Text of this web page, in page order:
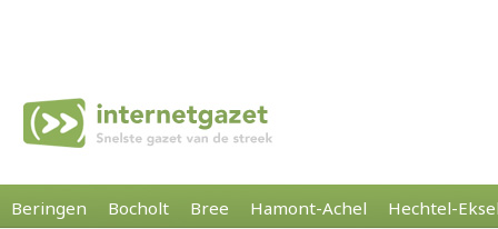
Beringen Bocholt Bree Hamont-Achel Hechtel-